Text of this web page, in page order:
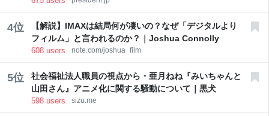
4位
【解説】IMAXは結局何が凄いの？なぜ「デジタルより
フィルム」と言われるのか？｜Joshua Connolly
608 users note.com/joshua_film
5位
社会福祉法人職員の視点から・亜月ねね『みいちゃんと
山田さん』アニメ化に関する騒動について｜黒犬
598 users sizu.me